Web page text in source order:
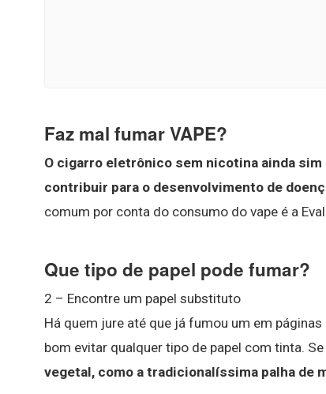
Faz mal fumar VAPE?
O cigarro eletrônico sem nicotina ainda sim
contribuir para o desenvolvimento de
comum por conta do consumo do vape é a
Que tipo de papel pode fumar?
2 – Encontre um papel substituto
Há quem jure até que já fumou um em
bom evitar qualquer tipo de papel com tinta.
vegetal, como a tradicionalíssima palha de